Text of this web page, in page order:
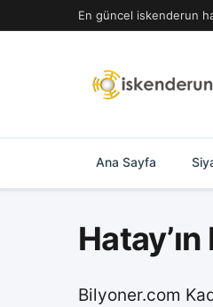
geç
En güncel iskenderun
Ana Sayfa
Bilyoner.com